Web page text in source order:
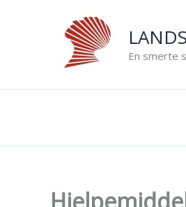
En smerte